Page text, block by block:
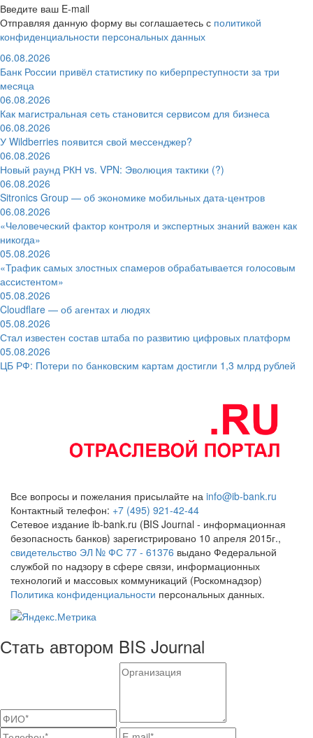
Введите ваш E-mail
Отправляя данную форму вы соглашаетесь с политикой
конфиденциальности персональных данных
06.08.2026
Банк России привёл статистику по киберпреступности за три
месяца
06.08.2026
Как магистральная сеть становится сервисом для бизнеса
06.08.2026
У Wildberries появится свой мессенджер?
06.08.2026
Новый раунд РКН vs. VPN: Эволюция тактики (?)
06.08.2026
Sitronics Group — об экономике мобильных дата-центров
06.08.2026
«Человеческий фактор контроля и экспертных знаний важен как
никогда»
05.08.2026
«Трафик самых злостных спамеров обрабатывается голосовым
ассистентом»
05.08.2026
Cloudflare — об агентах и людях
05.08.2026
Стал известен состав штаба по развитию цифровых платформ
05.08.2026
ЦБ РФ: Потери по банковским картам достигли 1,3 млрд рублей
Все вопросы и пожелания присылайте на info@ib-bank.ru
Контактный телефон: +7 (495) 921-42-44
Сетевое издание ib-bank.ru (BIS Journal - информационная
безопасность банков) зарегистрировано 10 апреля 2015г.,
свидетельство ЭЛ № ФС 77 - 61376 выдано Федеральной
службой по надзору в сфере связи, информационных
технологий и массовых коммуникаций (Роскомнадзор)
Политика конфиденциальности персональных данных.
Стать автором BIS Journal